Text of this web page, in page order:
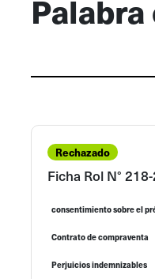
Rechazado
Ficha Rol N°
consentimiento sobre el
Contrato de compraventa
Perjuicios indemnizables